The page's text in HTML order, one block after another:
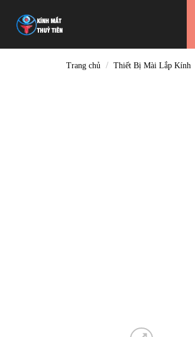
content
Trang chủ / Thiết Bị Mài Lắp Kính